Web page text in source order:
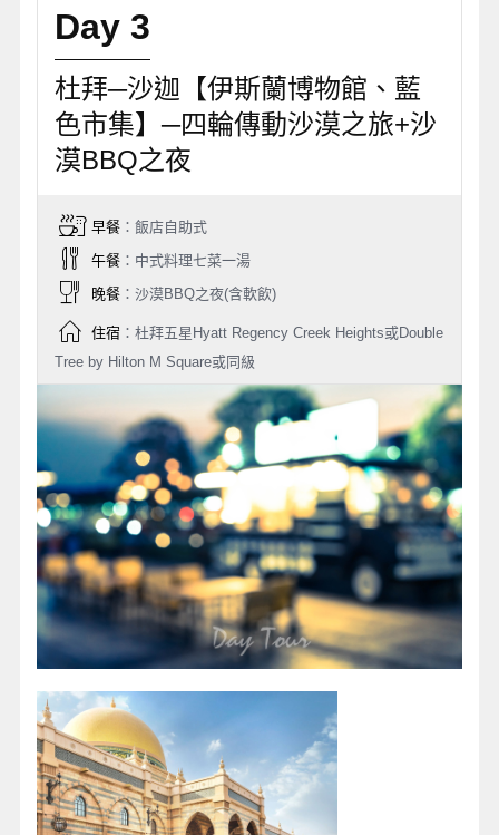
Day 3
杜拜─沙迦【伊斯蘭博物館、藍
色市集】─四輪傳動沙漠之旅+沙
漠BBQ之夜
早餐：飯店自助式
午餐：中式料理七菜一湯
晚餐：沙漠BBQ之夜(含軟飲)
住宿：杜拜五星Hyatt Regency Creek Heights或Double
Tree by Hilton M Square或同級